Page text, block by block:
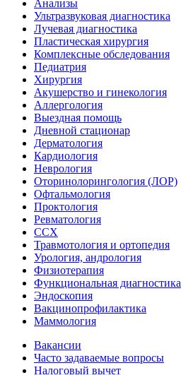
Анализы
Ультразвуковая диагностика
Лучевая диагностика
Пластическая хирургия
Комплексные обследования
Педиатрия
Хирургия
Акушерство и гинекология
Аллергология
Выездная помощь
Дневной стационар
Дерматология
Кардиология
Неврология
Оторинолорингология (ЛОР)
Офтальмология
Проктология
Ревматология
ССХ
Травмотология и ортопедия
Урология, андрология
Физиотерапия
Функциональная диагностика
Эндоскопия
Вакцинопрофилактика
Маммология
Вакансии
Часто задаваемые вопросы
Налоговый вычет